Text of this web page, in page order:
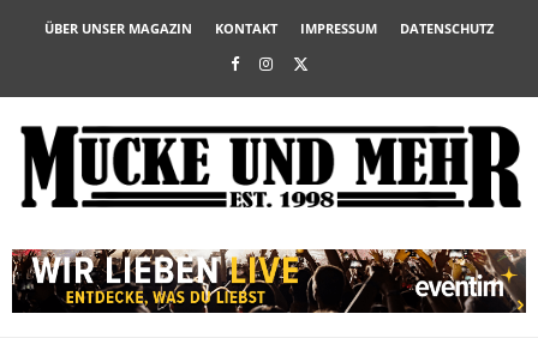
ÜBER UNSER MAGAZIN KONTAKT IMPRESSUM DATENSCHUTZ